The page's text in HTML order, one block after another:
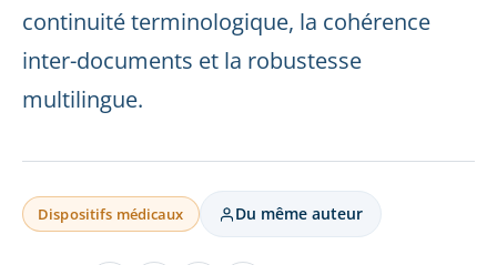
continuité terminologique, la cohérence
inter-documents et la robustesse
multilingue.
Dispositifs médicaux Du même auteur